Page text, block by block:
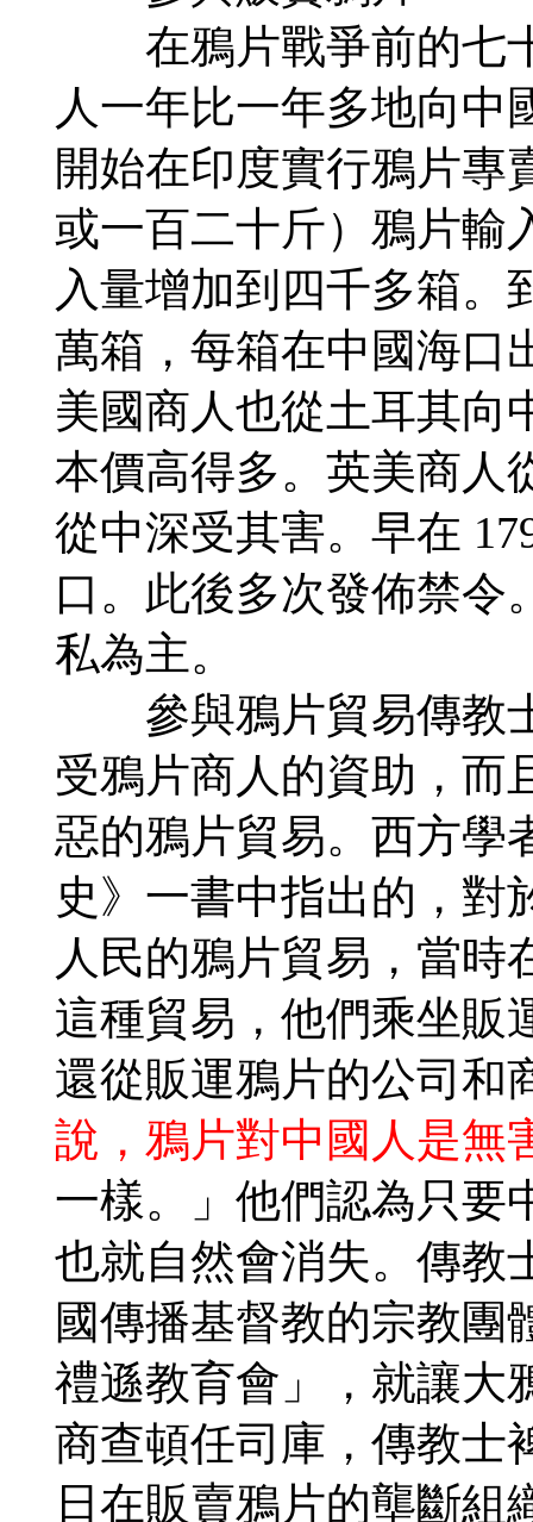
在鴉片戰爭前的七
人一年比一年多地向中
開始在印度實行鴉片專
或一百二十斤）鴉片輸
入量增加到四千多箱。
萬箱，每箱在中國海口
美國商人也從土耳其向
本價高得多。英美商人
從中深受其害。早在
口。此後多次發佈禁令
私為主。
參與鴉片貿易傳教
受鴉片商人的資助，而
惡的鴉片貿易。西方學
史》一書中指出的，對
人民的鴉片貿易，當時
這種貿易，他們乘坐販
還從販運鴉片的公司和
說，鴉片對中國人是無
一樣。」他們認為只要
也就自然會消失。傳教
國傳播基督教的宗教團
禮遜教育會」，就讓大
商查頓任司庫，傳教士
日在販賣鴉片的壟斷組